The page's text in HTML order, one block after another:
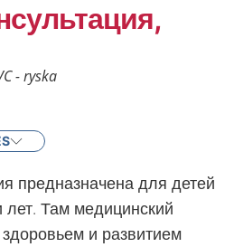
- ryska
предназначена для детей
лет. Там медицинский
и развитием